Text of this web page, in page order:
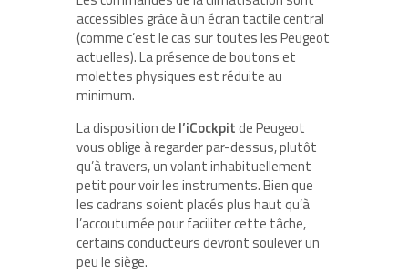
accessibles grâce à un écran tactile central
(comme c’est le cas sur toutes les Peugeot
actuelles). La présence de boutons et
molettes physiques est réduite au
minimum.
La disposition de l’iCockpitde Peugeot
vous oblige à regarder par-dessus, plutôt
qu’à travers, un volant inhabituellement
petit pour voir les instruments. Bien que
les cadrans soient placés plus haut qu’à
l’accoutumée pour faciliter cette tâche,
certains conducteurs devront soulever un
peu le siège.